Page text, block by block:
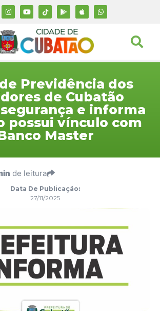
Previdência dos
de Cubatão
e informa
possui vínculo com
Master
de leitura
Data De Publicação:
27/11/2025